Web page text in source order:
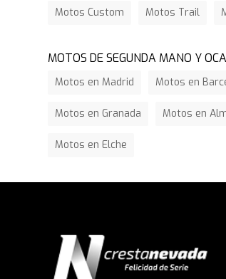
Motos Custom Motos Trail
MOTOS DE SEGUNDA MANO Y
Motos en Madrid Motos en
Motos en Granada Motos en
Motos en Elche